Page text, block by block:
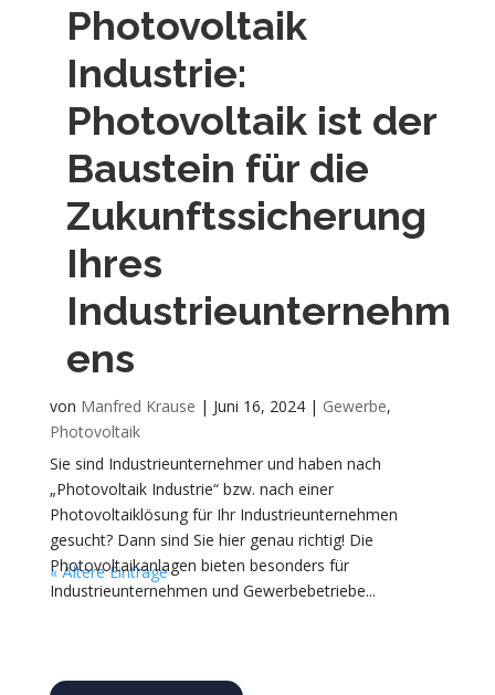
Photovoltaik
Industrie:
Photovoltaik ist der
Baustein für die
Zukunftssicherung
Ihres
Industrieunternehm
ens
von Manfred Krause | Juni 16, 2024| Gewerbe,
Photovoltaik
Sie sind Industrieunternehmer und haben nach
„Photovoltaik Industrie“ bzw. nach einer
Photovoltaiklösung für Ihr Industrieunternehmen
gesucht? Dann sind Sie hier genau richtig! Die
Photovoltaikanlagen bieten besonders für
Industrieunternehmen und Gewerbebetriebe...
« Ältere Einträge